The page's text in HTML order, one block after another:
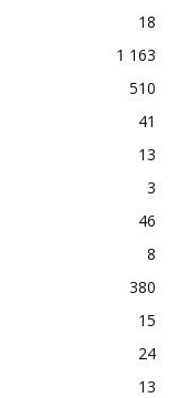
18
1 163
510
41
13
3
46
8
380
15
24
13